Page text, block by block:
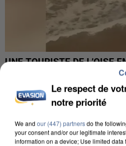
UNE TOURISTE DE L’OISE
COULÉE DE BOUE EN
Le respect de
notre priorité
We and our (447) partnersdo the
your consent and/or our legitimate
information on a device; Use limited